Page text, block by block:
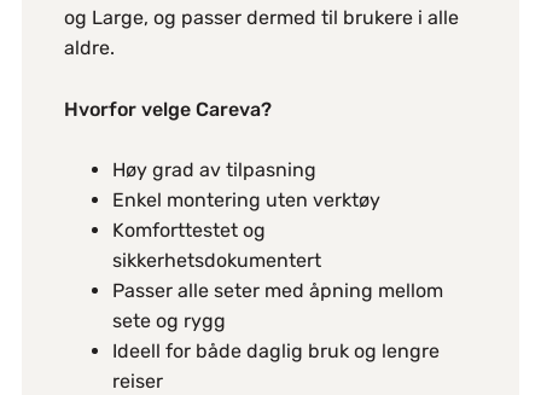
og Large, og passer dermed til brukere i alle
aldre.
Hvorfor velge Careva?
Høy grad av tilpasning
Enkel montering uten verktøy
Komforttestet og
sikkerhetsdokumentert
Passer alle seter med åpning mellom
sete og rygg
Ideell for både daglig bruk og lengre
reiser